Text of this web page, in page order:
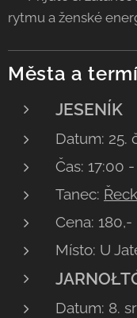
rytmu a ženské
Města a
JESENÍK
Datum: 25.
Čas: 17:00
Tanec:
Cena: 180,-
Místo: U
Datum: 8.